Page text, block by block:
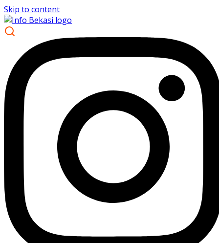
Skip to content